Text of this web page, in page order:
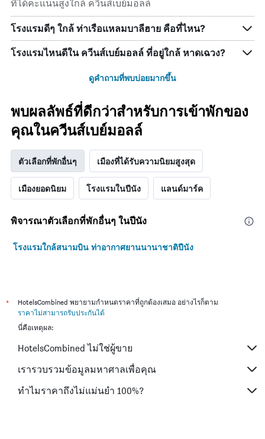
ที่ได้คะแนนสูงใกล้ ควีนส์เบย์มอลล์
โรงแรมดีๆ ใกล้ ท่าเรือแหลมบาลีฮาย คือที่ไหน?
โรงแรมไหนดีใน ควีนส์เบย์มอลล์ ที่อยู่ใกล้ หาดเฉวง?
ดูคำถามที่พบบ่อยมากขึ้น
พบผลลัพธ์ที่ดีกว่าสำหรับการเข้าพักของ
คุณในควีนส์เบย์มอลล์
ตัวเลือกที่พักอื่นๆ เมืองที่ได้รับความนิยมสูงสุด
เมืองยอดนิยม โรงแรมในปีนัง แลนด์มาร์ค
พิจารณาตัวเลือกที่พักอื่นๆ ในปีนัง
โรงแรมใกล้สนามบิน ท่าอากาศยานนานาชาติปีนัง
*
HotelsCombined พยายามกำหนดราคาที่ถูกต้องเสมอ อย่างไรก็ตาม
ราคาไม่สามารถรับประกันได้
นี่คือเหตุผล:
HotelsCombined ไม่ใช่ผู้ขาย
เรารวบรวมข้อมูลมหาศาลเพื่อคุณ
ทำไมราคาถึงไม่แม่นยำ 100%?